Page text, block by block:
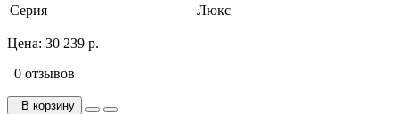
Серия
Люкс
Цена: 30 239 р.
0 отзывов
В корзину